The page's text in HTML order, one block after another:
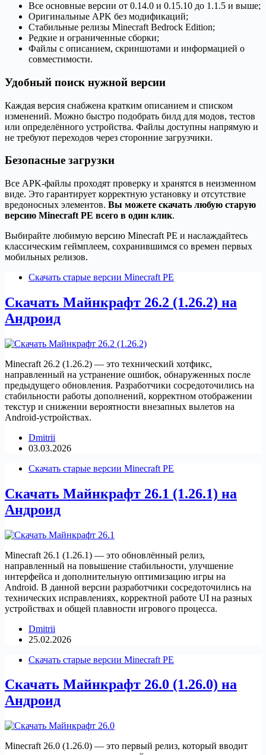
Все основные версии от 0.14.0 и 0.15.10 до 1.1.5 и выше;
Оригинальные APK без модификаций;
Стабильные релизы Minecraft Bedrock Edition;
Редкие и ограниченные сборки;
Файлы с описанием, скриншотами и информацией о
совместимости.
Удобный поиск нужной версии
Каждая версия снабжена кратким описанием и списком
изменений. Можно быстро подобрать билд для модов, тестов
или определённого устройства. Файлы доступны напрямую и
не требуют переходов через сторонние загрузчики.
Безопасные загрузки
Все APK-файлы проходят проверку и хранятся в неизменном
виде. Это гарантирует корректную установку и отсутствие
вредоносных элементов. Вы можете скачать любую старую
версию Minecraft PE всего в один клик.
Выбирайте любимую версию Minecraft PE и наслаждайтесь
классическим геймплеем, сохранившимся со времен первых
мобильных релизов.
Скачать старые версии Minecraft PE
Скачать Майнкрафт 26.2 (1.26.2) на
Андроид
Minecraft 26.2 (1.26.2) — это технический хотфикс,
направленный на устранение ошибок, обнаруженных после
предыдущего обновления. Разработчики сосредоточились на
стабильности работы дополнений, корректном отображении
текстур и снижении вероятности внезапных вылетов на
Android-устройствах.
Dmitrii
03.03.2026
Скачать старые версии Minecraft PE
Скачать Майнкрафт 26.1 (1.26.1) на
Андроид
Minecraft 26.1 (1.26.1) — это обновлённый релиз,
направленный на повышение стабильности, улучшение
интерфейса и дополнительную оптимизацию игры на
Android. В данной версии разработчики сосредоточились на
технических исправлениях, корректной работе UI на разных
устройствах и общей плавности игрового процесса.
Dmitrii
25.02.2026
Скачать старые версии Minecraft PE
Скачать Майнкрафт 26.0 (1.26.0) на
Андроид
Minecraft 26.0 (1.26.0) — это первый релиз, который вводит